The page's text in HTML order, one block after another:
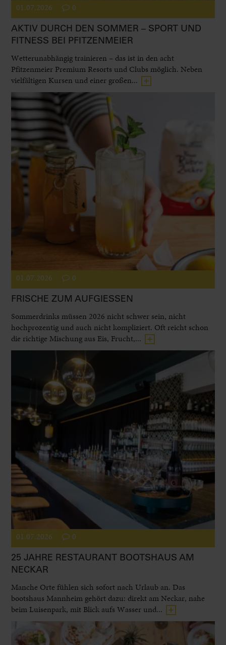
01.07.2026 0
AKTIV DURCH DEN SOMMER – SPORT UND
FITNESS BEI PFITZENMEIER
Wetterunabhängig trainieren – das ist in den acht
Pfitzenmeier Premium Resorts und Clubs möglich. Neben
vielfältigen Kursen und einer großen...
01.07.2026 0
FRISCHE ZUM AUFGIESSEN
Sommerdrinks müssen 2026 nicht schwer sein, nicht
hochprozentig und auch nicht kompliziert. Oft reicht schon
die richtige Mischung aus Eis, Frucht,...
01.07.2026 0
25 JAHRE RESTAURANT BOOTSHAUS AM
NECKAR
Manche Orte fühlen sich sofort nach Urlaub an. Das
bootshaus Mannheim gehört dazu: direkt am Neckar, nahe
beim Luisenpark, mit Blick aufs Wasser und...